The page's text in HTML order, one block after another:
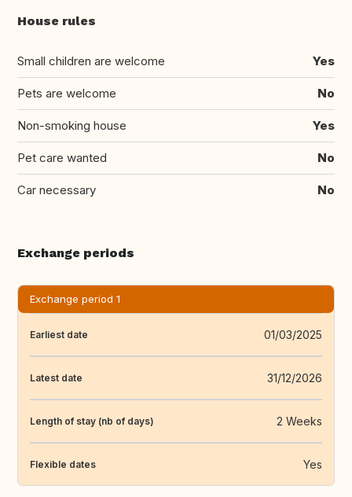
House rules
Small children are welcome Yes
Pets are welcome No
Non-smoking house Yes
Pet care wanted No
Car necessary No
Exchange periods
Exchange period 1
Earliest date 01/03/2025
Latest date 31/12/2026
Length of stay (nb of days) 2 Weeks
Flexible dates Yes